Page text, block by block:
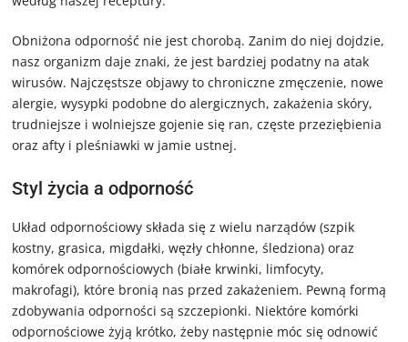
Obniżona odporność nie jest chorobą. Zanim do niej dojdzie,
nasz organizm daje znaki, że jest bardziej podatny na atak
wirusów. Najczęstsze objawy to chroniczne zmęczenie, nowe
alergie, wysypki podobne do alergicznych, zakażenia skóry,
trudniejsze i wolniejsze gojenie się ran, częste przeziębienia
oraz afty i pleśniawki w jamie ustnej.
Styl życia a odporność
Układ odpornościowy składa się z wielu narządów (szpik
kostny, grasica, migdałki, węzły chłonne, śledziona) oraz
komórek odpornościowych (białe krwinki, limfocyty,
makrofagi), które bronią nas przed zakażeniem. Pewną formą
zdobywania odporności są szczepionki. Niektóre komórki
odpornościowe żyją krótko, żeby następnie móc się odnowić